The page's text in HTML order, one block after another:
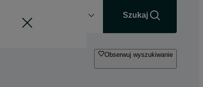
Szukaj
Obserwuj wyszukiwanie